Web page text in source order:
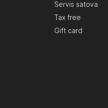
Servis satova
Tax free
Gift card